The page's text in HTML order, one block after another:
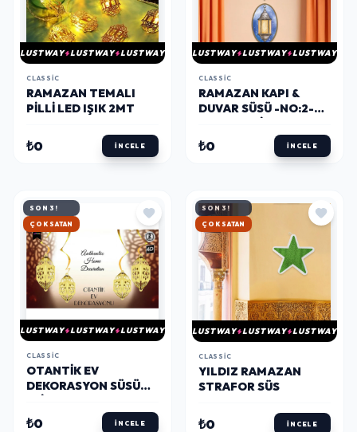
LUSTWAY LUSTWAY LUSTWAY
CLASSIC
RAMAZAN TEMALI
PILLI LED IŞIK 2MT
₺0 İNCELE
LUSTWAY LUSTWAY LUSTWAY
CLASSIC
RAMAZAN KAPI &
DUVAR SÜSÜ -NO:2-
₺0 İNCELE
SON 3!
HIZLI KARGO
LUSTWAY LUSTWAY LUSTWAY
CLASSIC
OTANTIK EV
DEKORASYON SÜSÜ
₺0 İNCELE
SON 3!
HIZLI KARGO
LUSTWAY LUSTWAY LUSTWAY
CLASSIC
YILDIZ RAMAZAN
STRAFOR SÜS
₺0 İNCELE